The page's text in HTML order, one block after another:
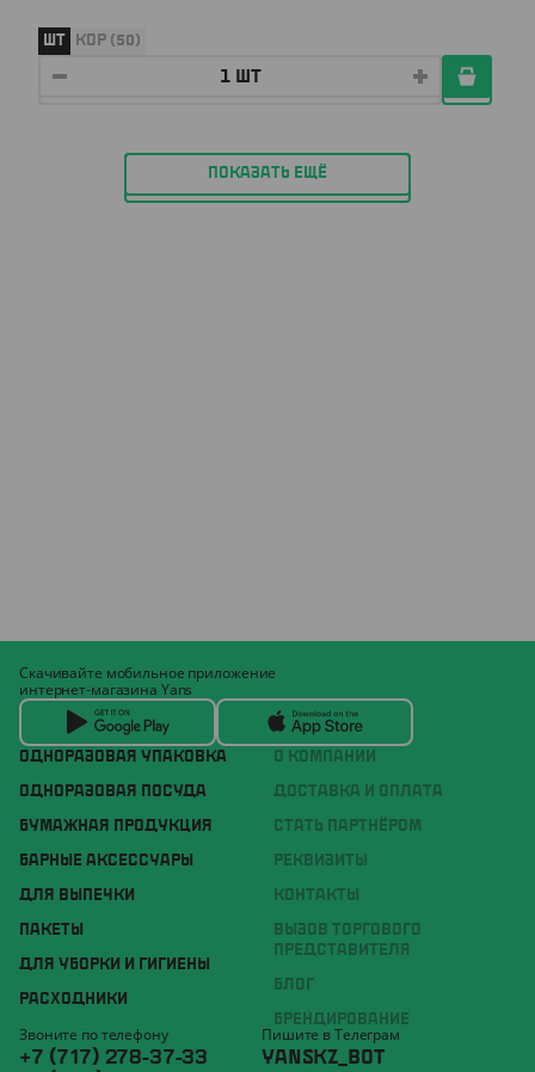
ШТ КОР (50)
ПОКАЗАТЬ ЕЩЁ
ОДНОРАЗОВАЯ УПАКОВКА
ОДНОРАЗОВАЯ ПОСУДА
БУМАЖНАЯ ПРОДУКЦИЯ
БАРНЫЕ АКСЕССУАРЫ
ДЛЯ ВЫПЕЧКИ
ПАКЕТЫ
ДЛЯ УБОРКИ И ГИГИЕНЫ
РАСХОДНИКИ
О КОМПАНИИ
ДОСТАВКА И ОПЛАТА
СТАТЬ ПАРТНЁРОМ
РЕКВИЗИТЫ
КОНТАКТЫ
ВЫЗОВ ТОРГОВОГО
ПРЕДСТАВИТЕЛЯ
БЛОГ
БРЕНДИРОВАНИЕ
Скачивайте мобильное приложение
интернет-магазина Yans
Звоните по телефону
+7 (717) 278-37-33
Пишите в Телеграм
YANSKZ_BOT